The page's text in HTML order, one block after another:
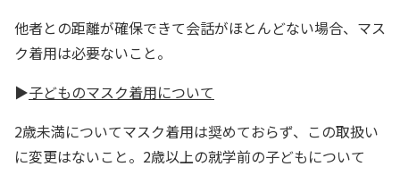
他者との距離が確保できて会話がほとんどない場合、マス
ク着用は必要ないこと。
▶子どものマスク着用について
2歳未満についてマスク着用は奨めておらず、この取扱い
に変更はないこと。2歳以上の就学前の子どもについて